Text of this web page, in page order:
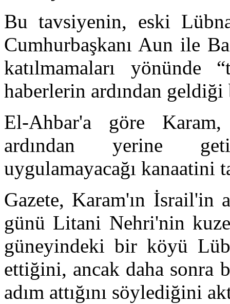
Bu tavsiyenin, eski
Cumhurbaşkanı Aun ile
katılmamaları yönünde
haberlerin ardından
El-Ahbar'a göre Karam,
ardından yerine
uygulamayacağı kanaatini
Gazete, Karam'ın İsrail'in
günü Litani Nehri'nin
güneyindeki bir köyü
ettiğini, ancak daha sonra
adım attığını söylediğini